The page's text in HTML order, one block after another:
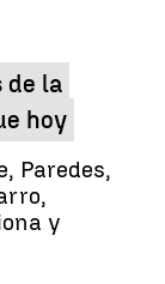
de la
hoy
Paredes,
y